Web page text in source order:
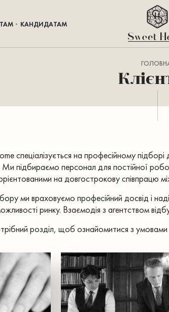
КАНДИДАТАМ
спеціалізується на професійному
підбираємо персонал для постійної
на довгострокову співпрацю
ми враховуємо професійний досвід і
ринку. Взаємодія з агентством
розділ, щоб ознайомитися з умовами